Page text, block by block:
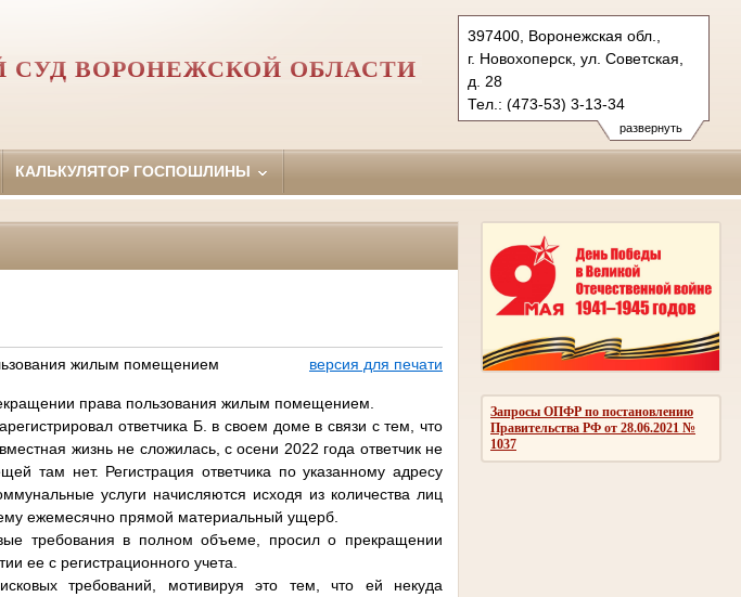
развернуть
397400, Воронежская обл.,
г. Новохоперск, ул. Советская,
д. 28
Тел.: (473-53) 3-13-34
novohopersky.vrn@sudrf.ru
ВОРОНЕЖСКОЙ ОБЛАСТИ
КАЛЬКУЛЯТОР ГОСПОШЛИНЫ
Запросы ОПФР по постановлению
Правительства РФ от 28.06.2021 №
1037
жилым помещением
версия для печати
права пользования жилым помещением.
ответчика Б. в своем доме в связи с тем, что
жизнь не сложилась, с осени 2022 года ответчик не
там нет. Регистрация ответчика по указанному адресу
услуги начисляются исходя из количества лиц
ежемесячно прямой материальный ущерб.
требования в полном объеме, просил о прекращении
ее с регистрационного учета.
требований, мотивируя это тем, что ей некуда